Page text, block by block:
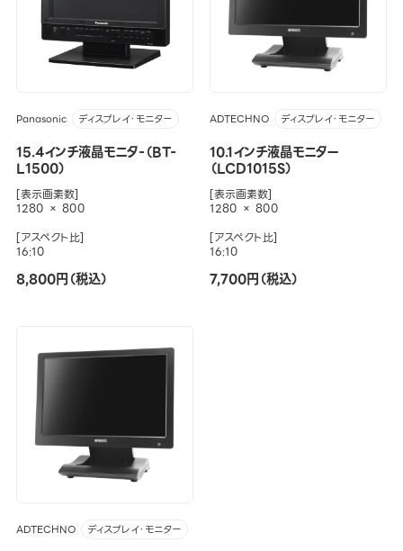
Panasonic ディスプレイ・モニター
15.4インチ液晶モニタ-（BT-
L1500）
[表示画素数]
1280 × 800
[アスペクト比]
16:10
8,800円（税込）
ADTECHNO ディスプレイ・モニター
10.1インチ液晶モニター
（LCD1015S）
[表示画素数]
1280 × 800
[アスペクト比]
16:10
7,700円（税込）
ADTECHNO ディスプレイ・モニター